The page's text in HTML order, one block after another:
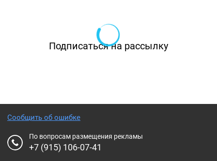
Подписаться на рассылку
Сообщить об ошибке
По вопросам размещения рекламы
+7 (915) 106-07-41